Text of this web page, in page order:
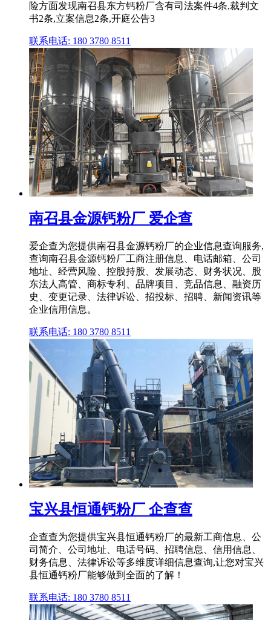
险方面发现南召县东方钙粉厂含有司法案件4条,裁判文
书2条,立案信息2条,开庭公告3
联系电话: 180 3780 8511
南召县金源钙粉厂 爱企查
爱企查为您提供南召县金源钙粉厂的企业信息查询服务,
查询南召县金源钙粉厂工商注册信息、电话邮箱、公司
地址、经营风险、控股持股、发展动态、财务状况、股
东法人高管、商标专利、品牌项目、竞品信息、融资历
史、变更记录、法律诉讼、招投标、招聘、新闻资讯等
企业信用信息。
联系电话: 180 3780 8511
宝兴县恒通钙粉厂 企查查
企查查为您提供宝兴县恒通钙粉厂的最新工商信息、公
司简介、公司地址、电话号码、招聘信息、信用信息、
财务信息、法律诉讼等多维度详细信息查询,让您对宝兴
县恒通钙粉厂能够做到全面的了解！
联系电话: 180 3780 8511